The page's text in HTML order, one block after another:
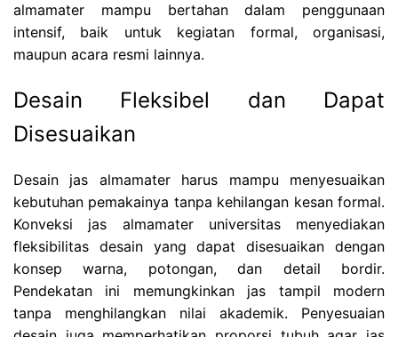
almamater mampu bertahan dalam penggunaan
intensif, baik untuk kegiatan formal, organisasi,
maupun acara resmi lainnya.
Desain Fleksibel dan Dapat
Disesuaikan
Desain jas almamater harus mampu menyesuaikan
kebutuhan pemakainya tanpa kehilangan kesan formal.
Konveksi jas almamater universitas menyediakan
fleksibilitas desain yang dapat disesuaikan dengan
konsep warna, potongan, dan detail bordir.
Pendekatan ini memungkinkan jas tampil modern
tanpa menghilangkan nilai akademik. Penyesuaian